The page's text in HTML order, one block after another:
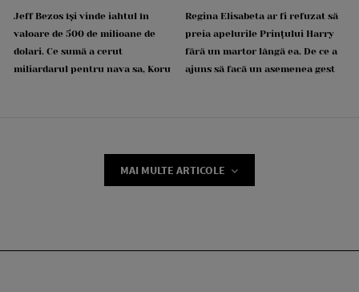
Jeff Bezos își vinde iahtul în
valoare de 500 de milioane de
dolari. Ce sumă a cerut
miliardarul pentru nava sa, Koru
Regina Elisabeta ar fi refuzat să
preia apelurile Prințului Harry
fără un martor lângă ea. De ce a
ajuns să facă un asemenea gest
MAI MULTE ARTICOLE